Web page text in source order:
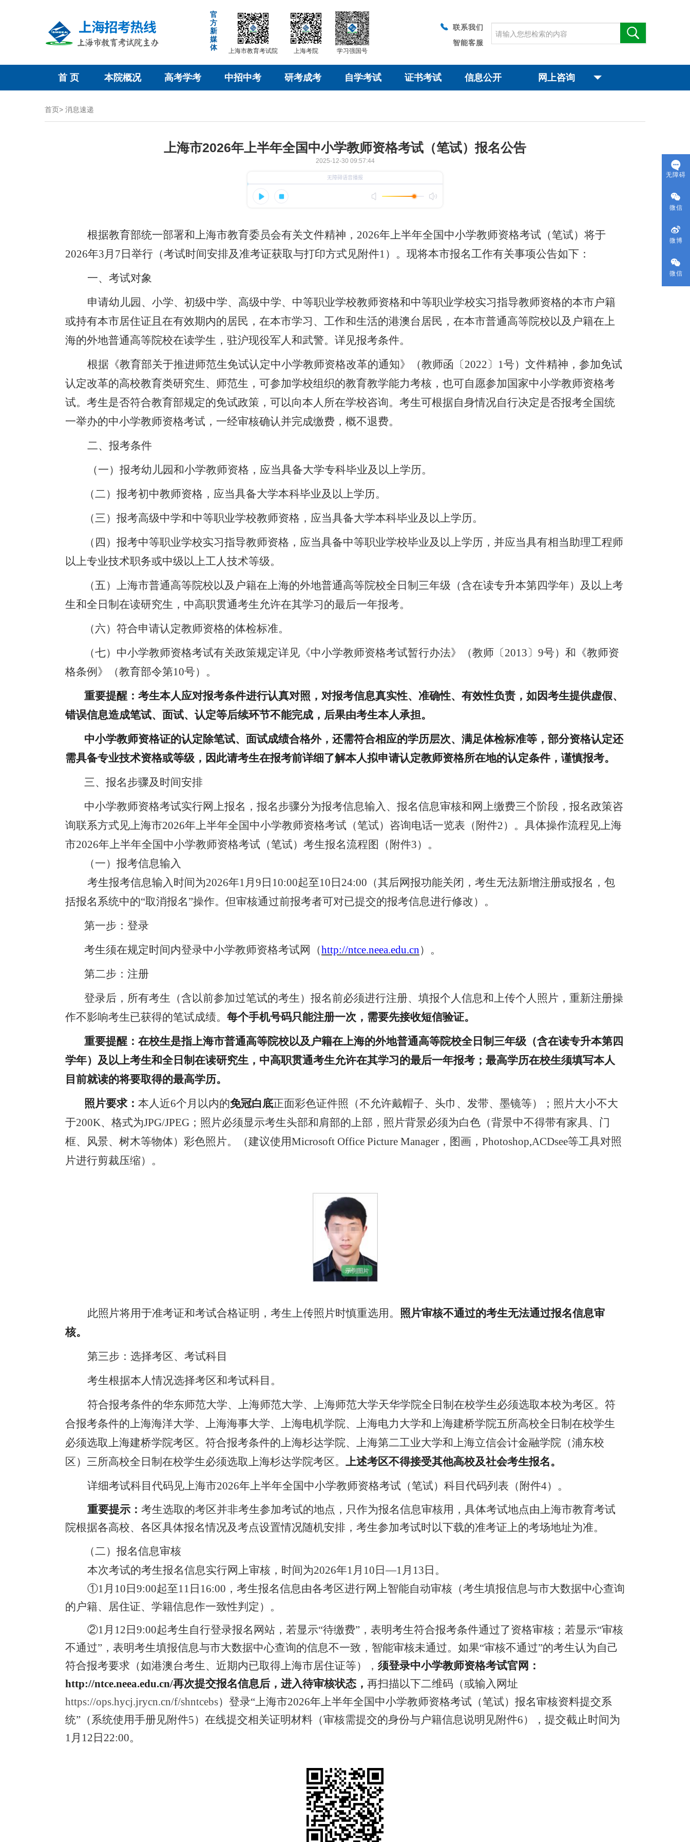
无障碍
微信
微博
微信
官
方
新
媒
体
上海市教育考试院 上海考院 学习强国号
联系我们
智能客服
首 页 本院概况 高考学考 中招中考 研考成考 自学考试 证书考试 信息公开 网上咨询
首页> 消息速递
上海市2026年上半年全国中小学教师资格考试（笔试）报名公告
2025-12-30 09:57:44
根据教育部统一部署和上海市教育委员会有关文件精神， 2026年上半年全国中小学教师资格考试（笔试）将于
2026年3月7日举行（考试时间安排及准考证获取与打印方式见附件1）。现将本市报名工作有关事项公告如下：
一、考试对象
申请幼儿园、小学、初级中学、高级中学、中等职业学校教师资格和中等职业学校实习指导教师资格的本市户籍
或持有本市居住证且在有效期内的居民，在本市学习、工作和生活的港澳台居民，在本市普通高等院校以及户籍在上
海的外地普通高等院校在读学生，驻沪现役军人和武警。详见报考条件。
根据《教育部关于推进师范生免试认定中小学教师资格改革的通知》（教师函〔2022〕1号）文件精神，参加免试
认定改革的高校教育类研究生、师范生，可参加学校组织的教育教学能力考核，也可自愿参加国家中小学教师资格考
试。考生是否符合教育部规定的免试政策，可以向本人所在学校咨询。考生可根据自身情况自行决定是否报考全国统
一举办的中小学教师资格考试，一经审核确认并完成缴费，概不退费。
二、报考条件
（一） 报考幼儿园和小学教师资格，应当具备大学专科毕业及以上学历。
（二） 报考初中教师资格，应当具备大学本科毕业及以上学历。
（三） 报考高级中学和中等职业学校教师资格，应当具备大学本科毕业及以上学历。
（四） 报考中等职业学校实习指导教师资格，应当具备中等职业学校毕业及以上学历，并应当具有相当助理工程师
以上专业技术职务或中级以上工人技术等级。
（五） 上海市普通高等院校以及户籍在上海的外地普通高等院校全日制三年级 （含在读专升本第四学年）及 以上考
生和全日制在读研究生， 中高职贯通考生允许在其学习的最后一年报考。
（六） 符合申请认定教师资格的体检标准。
（七） 中小学教师资格考试有关政策规定详见《中小学教师资格考试暂行办法》（教师〔2013〕9号）和《教师资
格条例》（教育部令第10号）。
重要提醒：考生本人应对报考条件进行认真对照，对报考信息真实性、准确性、有效性负责，如因考生提供虚假、
错误信息造成笔试、面试、认定等后续环节不能完成，后果由考生本人承担。
中小学教师资格证的认定除笔试、面试成绩合格外，还需符合相应的学历层次、满足体检标准等，部分资格认定还
需具备专业技术资格或等级，因此请考生在报考前详细了解本人拟申请认定教师资格所在地的认定条件，谨慎报考。
三、报名步骤及时间安排
中小学教师资格考试实行网上报名，报名步骤分为报考信息输入、报名信息审核和网上缴费三个阶段， 报名政策咨
询联系方式见上海市2026年上半年全国中小学教师资格考试（笔试） 咨询电话一览表（附件2）。具体操作流程见上海
市2026年上半年全国中小学教师资格考试（笔试） 考生报名流程图（附件3）。
（一）报考信息输入
考生报考信息输入时间为2026年1月 9 日 10:00起至10 日 24:00（其后网报功能关闭，考生无法新增注册或报名，包
括报名系统中的“取消报名”操作。但审核通过前报考者可对已提交的报考信息进行修改）。
第一步：登录
考生须在规定时间内登录中小学教师资格考试网（http://ntce.neea.edu.cn）。
第二步：注册
登录后，所有考生（含以前参加过笔试的考生）报名前必须进行注册、填报个人信息和上传个人照片，重新注册操
作不影响考生已获得的笔试成绩。 每个手机号码只能注册一次，需要先接收短信验证。
重要提醒：在校生是指上海市普通高等院校以及户籍在上海的外地普通高等院校全日制三年级（含在读专升本第四
学年）及以上考生和全日制在读研究生，中高职贯通考生允许在其学习的最后一年报考；最高学历在校生须填写本人
目前就读的将要取得的最高学历。
照片要求： 本人近6个月以内的免冠白底正面彩色证件照（不允许戴帽子、头巾、发带、墨镜等）；照片大小不大
于200K、格式为JPG/JPEG；照片必须显示考生头部和肩部的上部，照片背景必须为白色（背景中不得带有家具、门
框、风景、树木等物体）彩色照片。（建议使用Microsoft Office Picture Manager，图画，Photoshop,ACDsee等工具对照
片进行剪裁压缩）。
此照片将用于准考证和考试合格证明，考生上传照片时慎重选用。 照片审核不通过的考生无法通过报名信息审
核。
第三步：选择考区、考试科目
考生根据本人情况选择考区和考试科目。
符合报考条件的华东师范大学、上海师范大学、上海师范大学天华学院全日制在校学生必须选取本校为考区。符
合报考条件的上海海洋大学、上海海事大学、上海电机学院、上海电力大学和上海建桥学院五所高校全日制在校学生
必须选取上海建桥学院考区。符合报考条件的上海杉达学院、上海第二工业大学和上海立信会计金融学院（浦东校
区）三所高校全日制在校学生必须选取上海杉达学院考区。 上述考区不得接受其他高校及社会考生报名。
详细考试科目代码见上海市2026年上半年全国中小学教师资格考试（笔试）科目代码列表（ 附件4） 。
重要提示： 考生选取的考区并非考生参加考试的地点，只作为报名信息审核用，具体考试地点由上海市教育考试
院根据各高校、各区具体报名情况及考点设置情况随机安排，考生参加考试时以下载的准考证上的考场地址为准。
（二）报名信息审核
本次考试的考生报名信息实行网上审核，时间为2026年1月 10 日—1月 13 日。
①1月 10 日 9:00起至11 日 16:00，考生报名信息由各考区进行网上智能自动审核（考生填报信息与市大数据中心查询
的户籍、居住证、学籍信息作一致性判定）。
②1月 12 日 9:00起考生自行登录报名网站， 若显示“待缴费”，表明考生符合报考条件通过了资格审核；若显示“审核
不通过”，表明考生填报信息与市大数据中心查询的信息不一致， 智能审核未通过。如果“审核不通过”的考生认为自己
符合报考要求（如港澳台考生、 近期内已取得上海市居住证等）， 须登录中小学教师资格考试官网：
http://ntce.neea.edu.cn/再次提交报名信息后，进入待审核状态， 再扫描以下二维码（或输入网址
https://ops.hycj.jrycn.cn/f/shntcebs）登录“上海市2026年上半年全国中小学教师资格考试（笔试）报名审核资料提交系
统”（系统使用手册见附件5）在线提交相关证明材料（审核需提交的身份与户籍信息说明见附件6），提交截止时间为
1月 12 日 22:00。